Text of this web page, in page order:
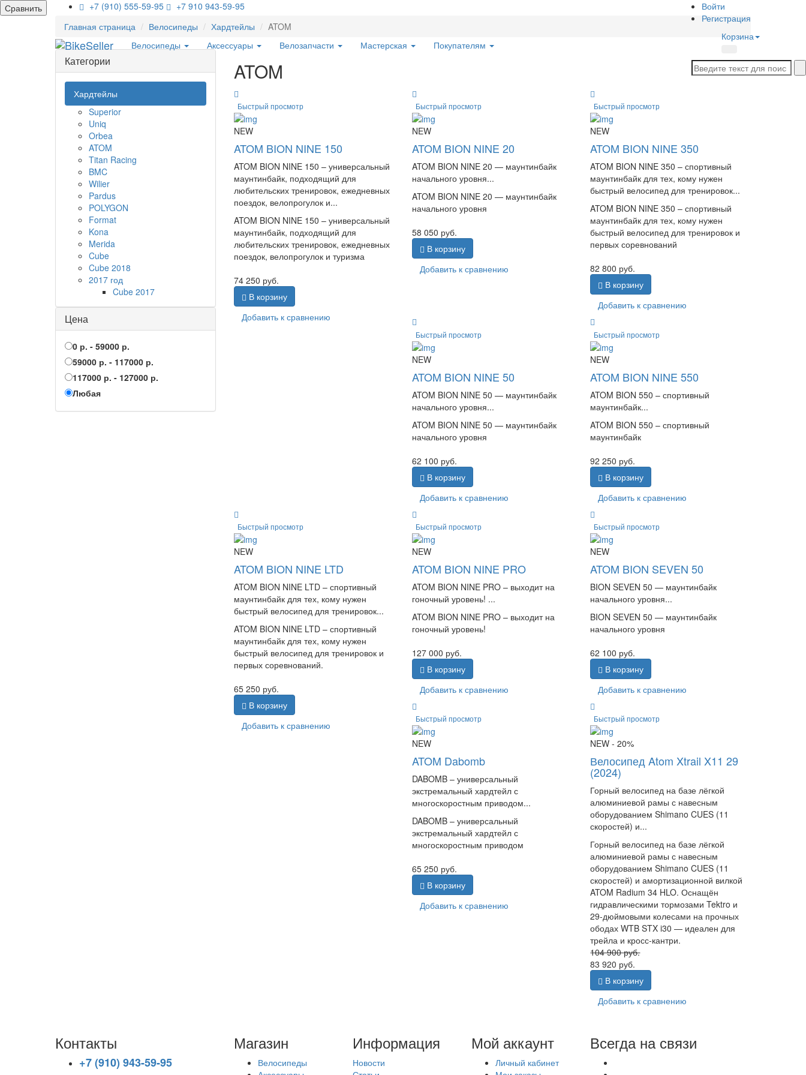
Сравнить +7 (910) 555-59-95 +7 910 943-59-95
Войти
Регистрация
Велосипеды Аксессуары Велозапчасти Мастерская Покупателям
Корзина
Главная страница Велосипеды Хардтейлы ATOM
Категории
Хардтейлы
Superior
Uniq
Orbea
ATOM
Titan Racing
BMC
Wilier
Pardus
POLYGON
Format
Kona
Merida
Cube
Cube 2018
2017 год
Cube 2017
Цена
0 р. - 59000 р.
59000 р. - 117000 р.
117000 р. - 127000 р.
Любая
ATOM
Быстрый просмотр
NEW
ATOM BION NINE 150
ATOM BION NINE 150 – универсальный
маунтинбайк, подходящий для
любительских тренировок, ежедневных
поездок, велопрогулок и...
ATOM BION NINE 150 – универсальный
маунтинбайк, подходящий для
любительских тренировок, ежедневных
поездок, велопрогулок и туризма
74 250 руб.
В корзину
Добавить к сравнению
Быстрый просмотр
NEW
ATOM BION NINE 20
ATOM BION NINE 20 — маунтинбайк
начального уровня...
ATOM BION NINE 20 — маунтинбайк
начального уровня
58 050 руб.
В корзину
Добавить к сравнению
Быстрый просмотр
NEW
ATOM BION NINE 350
ATOM BION NINE 350 – спортивный
маунтинбайк для тех, кому нужен
быстрый велосипед для тренировок...
ATOM BION NINE 350 – спортивный
маунтинбайк для тех, кому нужен
быстрый велосипед для тренировок и
первых соревнований
82 800 руб.
В корзину
Добавить к сравнению
Быстрый просмотр
NEW
ATOM BION NINE 50
ATOM BION NINE 50 — маунтинбайк
начального уровня...
ATOM BION NINE 50 — маунтинбайк
начального уровня
62 100 руб.
В корзину
Добавить к сравнению
Быстрый просмотр
NEW
ATOM BION NINE 550
ATOM BION 550 – спортивный
маунтинбайк...
ATOM BION 550 – спортивный
маунтинбайк
92 250 руб.
В корзину
Добавить к сравнению
Быстрый просмотр
NEW
ATOM BION NINE LTD
ATOM BION NINE LTD – спортивный
маунтинбайк для тех, кому нужен
быстрый велосипед для тренировок...
ATOM BION NINE LTD – спортивный
маунтинбайк для тех, кому нужен
быстрый велосипед для тренировок и
первых соревнований.
65 250 руб.
В корзину
Добавить к сравнению
Быстрый просмотр
NEW
ATOM BION NINE PRO
ATOM BION NINE PRO – выходит на
гоночный уровень! ...
ATOM BION NINE PRO – выходит на
гоночный уровень!
127 000 руб.
В корзину
Добавить к сравнению
Быстрый просмотр
NEW
ATOM BION SEVEN 50
BION SEVEN 50 — маунтинбайк
начального уровня...
BION SEVEN 50 — маунтинбайк
начального уровня
62 100 руб.
В корзину
Добавить к сравнению
Быстрый просмотр
NEW
ATOM Dabomb
DABOMB – универсальный
экстремальный хардтейл с
многоскоростным приводом...
DABOMB – универсальный
экстремальный хардтейл с
многоскоростным приводом
65 250 руб.
В корзину
Добавить к сравнению
Быстрый просмотр
NEW - 20%
Велосипед Atom Xtrail X11 29
(2024)
Горный велосипед на базе лёгкой
алюминиевой рамы с навесным
оборудованием Shimano CUES (11
скоростей) и...
Горный велосипед на базе лёгкой
алюминиевой рамы с навесным
оборудованием Shimano CUES (11
скоростей) и амортизационной вилкой
ATOM Radium 34 HLO. Оснащён
гидравлическими тормозами Tektro и
29-дюймовыми колесами на прочных
ободах WTB STX i30 — идеален для
трейла и кросс-кантри.
104 900руб.
83 920 руб.
В корзину
Добавить к сравнению
Контакты
+7 (910) 943-59-95
Магазин
Велосипеды
Информация
Новости
Мой аккаунт
Личный кабинет
Всегда на связи